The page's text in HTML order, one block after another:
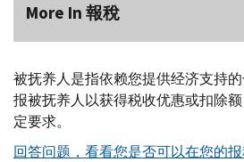
More In 報稅
被抚养人是指依赖您提供经济支持
报被抚养人以获得税收优惠或扣除
定要求。
回答问题，看看您是否可以在您的